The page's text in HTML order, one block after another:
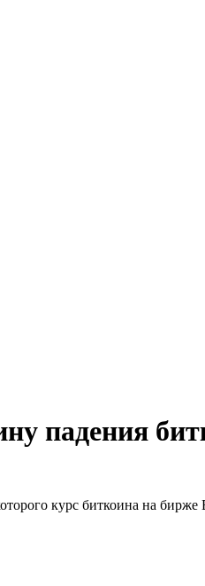
падения
курс биткоина на